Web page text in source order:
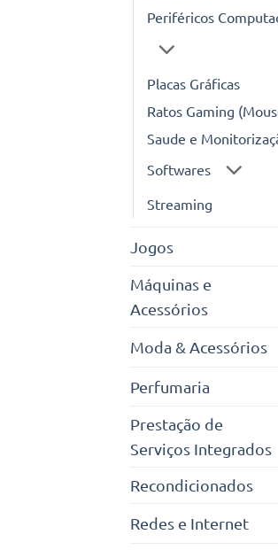
Periféricos
Placas Gráficas
Ratos Gaming
Saude e
Softwares
Streaming
Jogos
Máquinas e
Acessórios
Moda & Acessórios
Perfumaria
Prestação de
Serviços Integrados
Recondicionados
Redes e Internet